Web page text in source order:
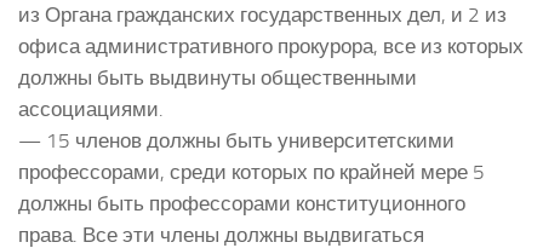
из Органа гражданских государственных дел, и 2 из
офиса административного прокурора, все из которых
должны быть выдвинуты общественными
ассоциациями.
— 15 членов должны быть университетскими
профессорами, среди которых по крайней мере 5
должны быть профессорами конституционного
права. Все эти члены должны выдвигаться